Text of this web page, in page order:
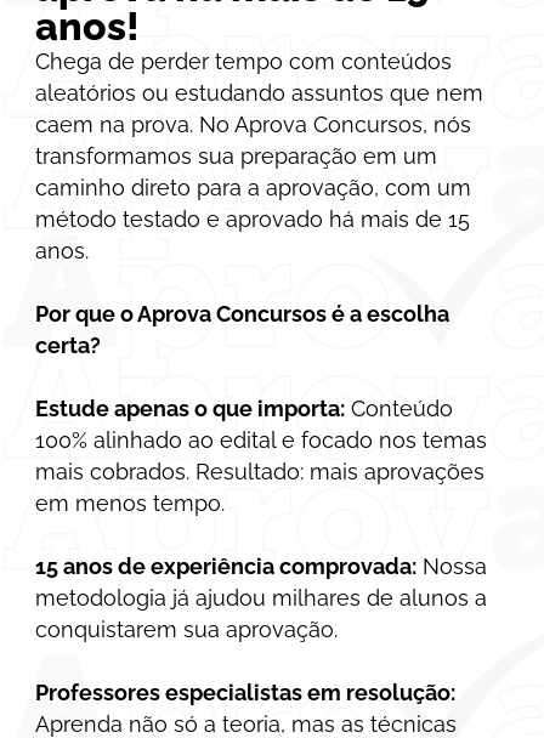
anos!
Chega de perder tempo com conteúdos
aleatórios ou estudando assuntos que nem
caem na prova. No Aprova Concursos, nós
transformamos sua preparação em um
caminho direto para a aprovação, com um
método testado e aprovado há mais de 15
anos.
Por que o Aprova Concursos é a escolha
certa?
Estude apenas o que importa: Conteúdo
100% alinhado ao edital e focado nos temas
mais cobrados. Resultado: mais aprovações
em menos tempo.
15 anos de experiência comprovada: Nossa
metodologia já ajudou milhares de alunos a
conquistarem sua aprovação.
Professores especialistas em resolução:
Aprenda não só a teoria, mas as técnicas